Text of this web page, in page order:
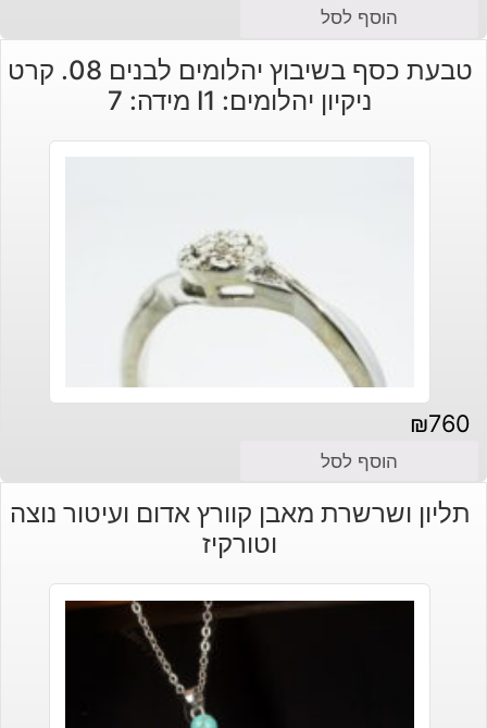
הוסף לסל
טבעת כסף בשיבוץ יהלומים לבנים 08. קרט
ניקיון יהלומים: I1 מידה: 7
₪760
הוסף לסל
תליון ושרשרת מאבן קוורץ אדום ועיטור נוצה
וטורקיז